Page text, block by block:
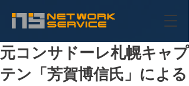
元コンサドーレ札幌キャプ
テン「芳賀博信氏」による